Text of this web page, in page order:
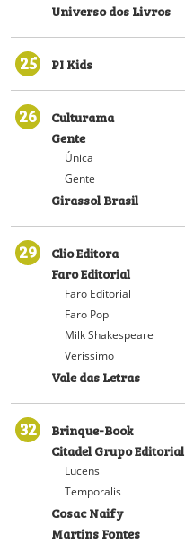
Universo dos Livros
25 PI Kids
26
Culturama
Gente
Única
Gente
Girassol Brasil
29
Clio Editora
Faro Editorial
Faro Editorial
Faro Pop
Milk Shakespeare
Veríssimo
Vale das Letras
32
Brinque-Book
Citadel Grupo Editorial
Lucens
Temporalis
Cosac Naify
Martins Fontes